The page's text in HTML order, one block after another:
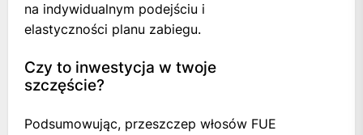
na indywidualnym podejściu i
elastyczności planu zabiegu.
Czy to inwestycja w twoje
szczęście?
Podsumowując, przeszczep włosów FUE